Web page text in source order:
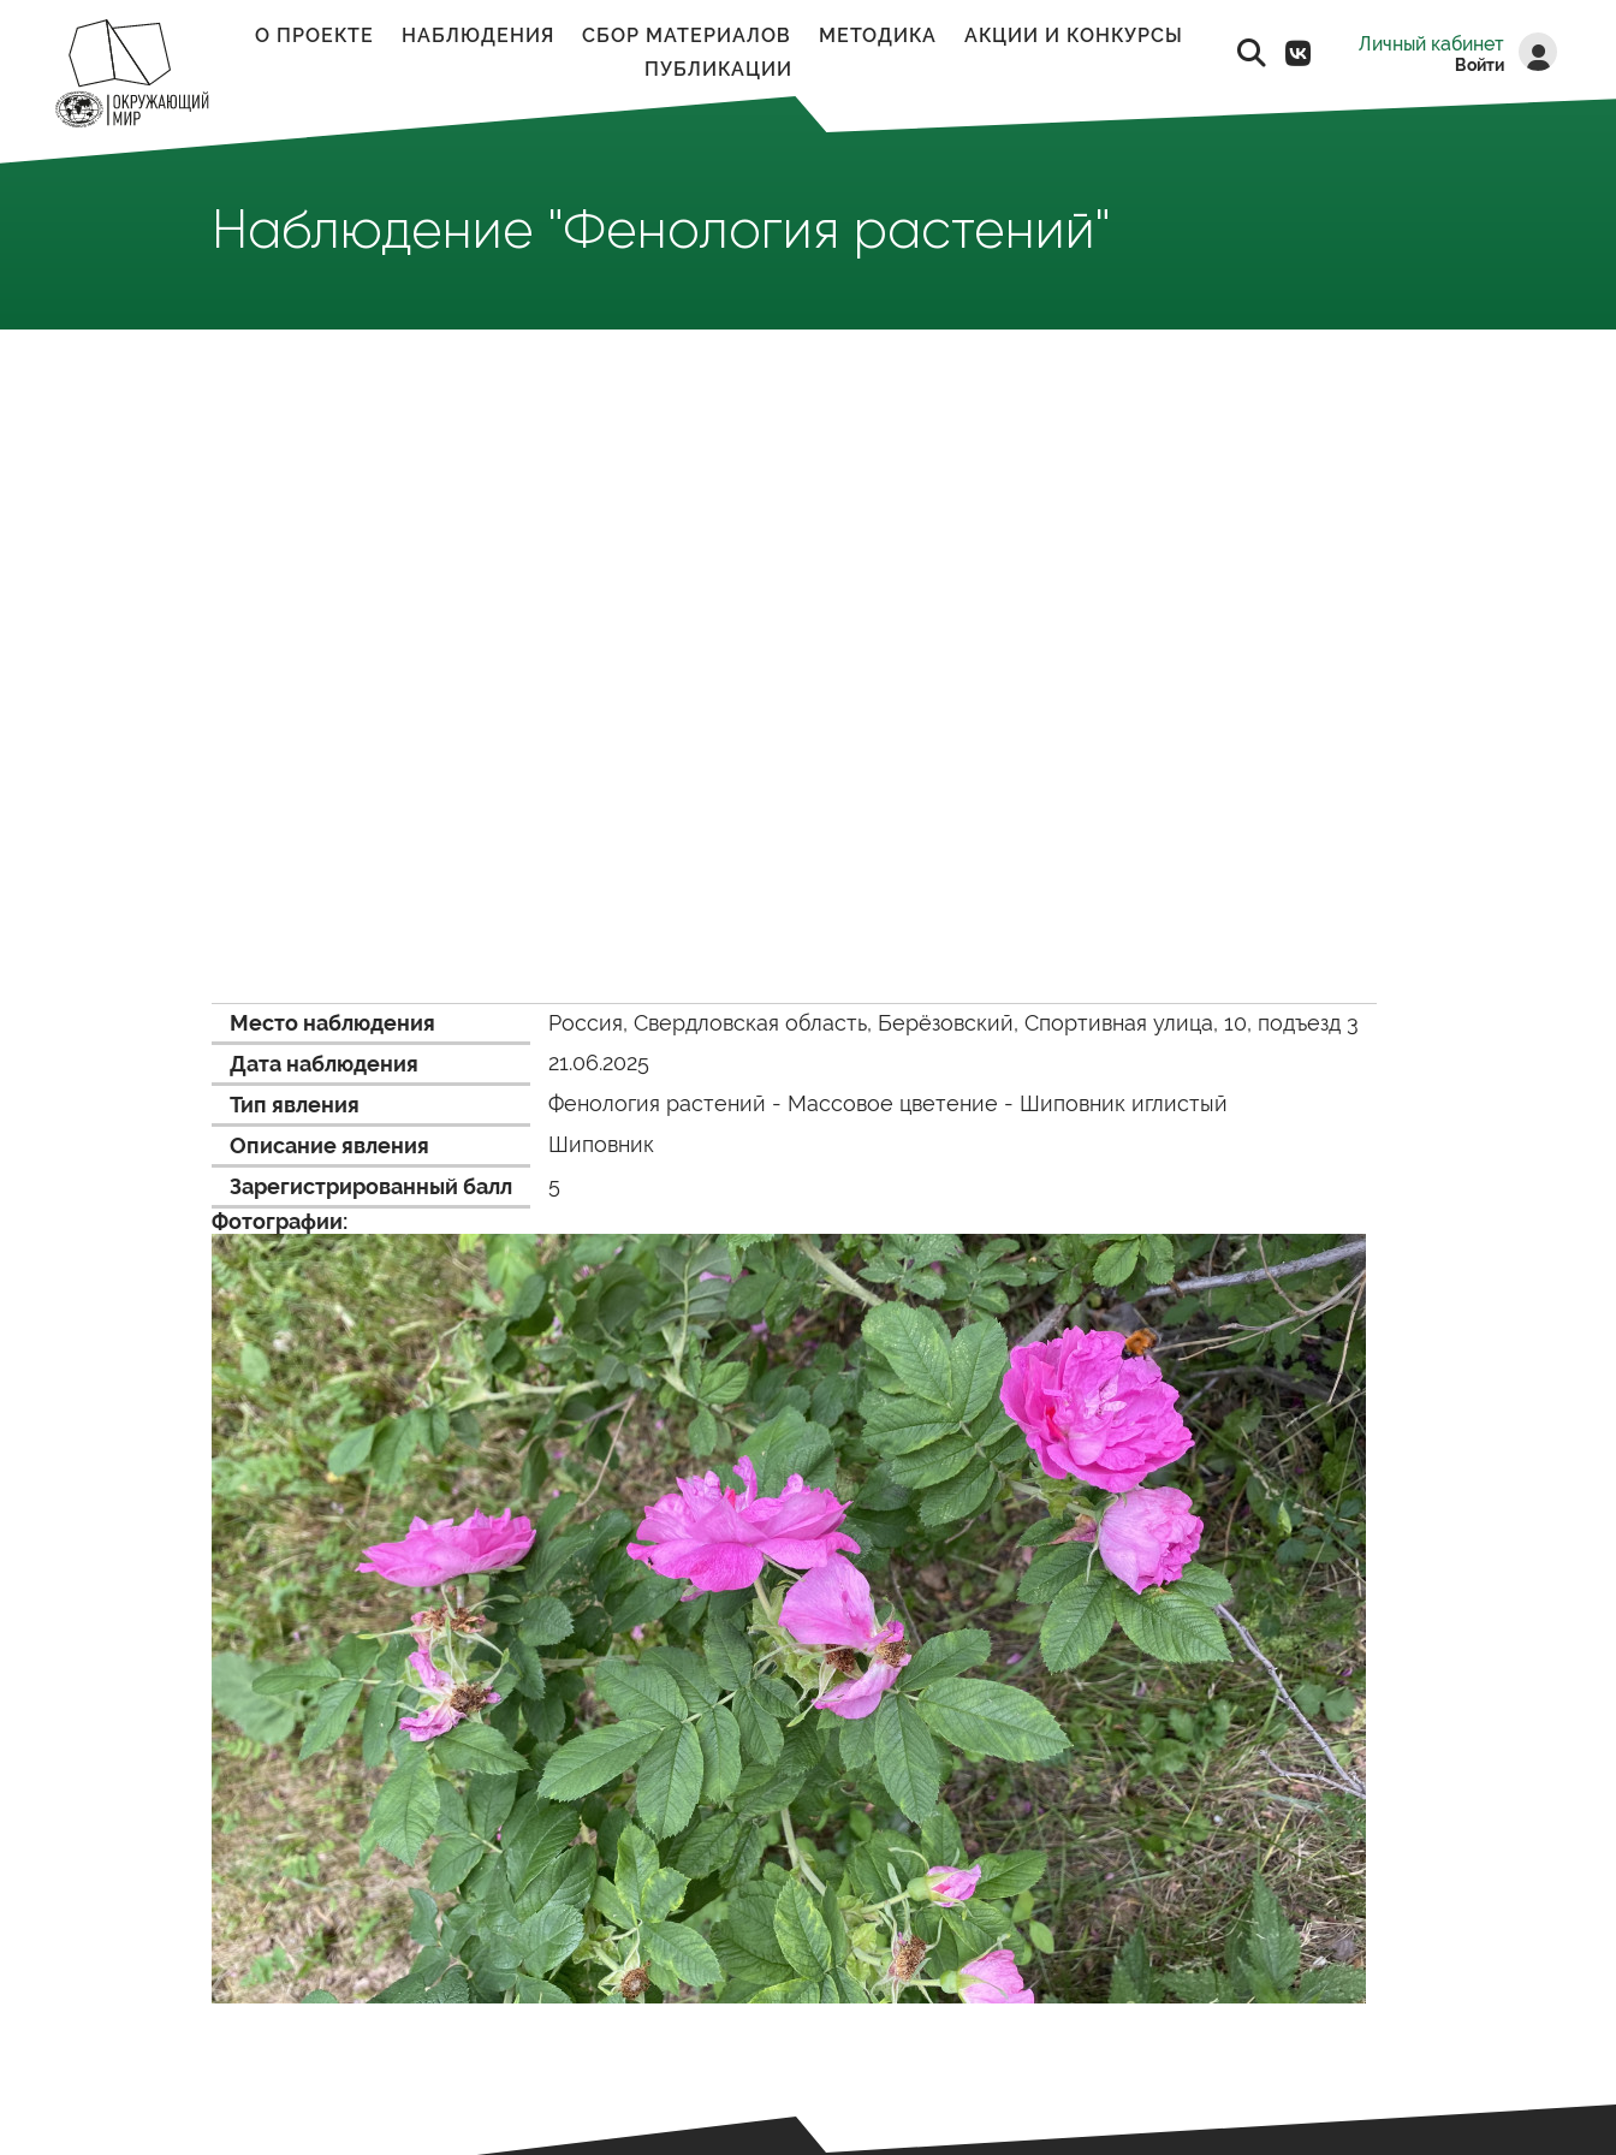
О ПРОЕКТЕ НАБЛЮДЕНИЯ CБОР МАТЕРИАЛОВ МЕТОДИКА
АКЦИИ И КОНКУРСЫ
ПУБЛИКАЦИИ
Личный кабинет
Войти
Наблюдение "Фенология растений"
Место наблюдения
Россия, Свердловская область, Берёзовский, Спортивная улица, 10, подъезд 3
Дата наблюдения
21.06.2025
Тип явления
Фенология растений - Массовое цветение - Шиповник иглистый
Описание явления
Шиповник
Зарегистрированный балл
5
Фотографии: